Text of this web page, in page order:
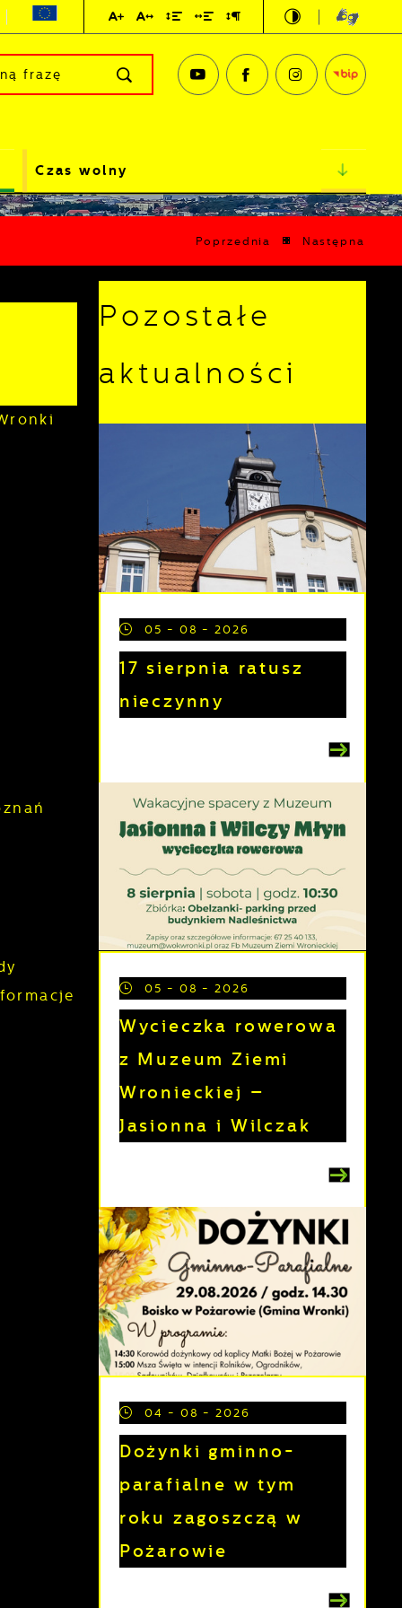
Czas wolny
Poprzednia Następna
Pozostałe
aktualności
05 - 08 - 2026
17 sierpnia ratusz
nieczynny
05 - 08 - 2026
Wycieczka rowerowa
z Muzeum Ziemi
Wronieckiej –
Jasionna i Wilczak
04 - 08 - 2026
Dożynki gminno-
parafialne w tym
roku zagoszczą w
Pożarowie